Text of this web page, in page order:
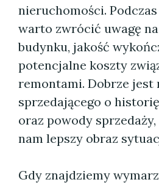
nieruchomości.
warto zwrócić uwagę
budynku, jakość
potencjalne koszty
remontami. Dobrze jest
sprzedającego o
oraz powody
nam lepszy obraz
Gdy znajdziemy